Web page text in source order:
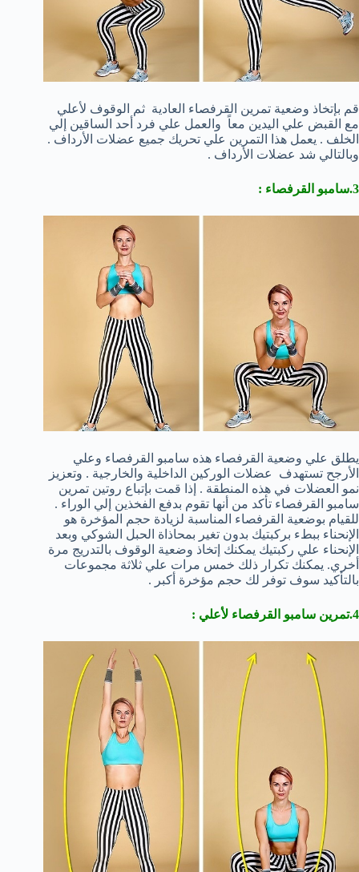
قم بإتخاذ وضعية تمرين القرفصاء العادية ثم الوقوف لأعلي
مع القبض علي اليدين معاً والعمل علي فرد أحد الساقين إلي
الخلف . يعمل هذا التمرين علي تحريك جميع عضلات الأرداف .
وبالتالي شد عضلات الأرداف .
3.سامبو القرفصاء :
يطلق علي وضعية القرفصاء هذه سامبو القرفصاء وعلي
الأرجح تستهدف عضلات الوركين الداخلية والخارجية . وتعزيز
نمو العضلات في هذه المنطقة . إذا قمت بإتباع روتين تمرين
سامبو القرفصاء تأكد من أنها تقوم بدفع الفخذين إلي الوراء .
للقيام بوضعية القرفصاء المناسبة لزيادة حجم المؤخرة هو
الإنحناء ببطء بركبتيك بدون تغير بمحاذاة الحبل الشوكي وبعد
الإنحناء علي ركبتيك يمكنك إتخاذ وضعية الوقوف بالتدريج مرة
أخري. يمكنك تكرار ذلك خمس مرات علي ثلاثة مجموعات
بالتأكيد سوف توفر لك حجم مؤخرة أكبر .
4.تمرين سامبو القرفصاء لأعلي :